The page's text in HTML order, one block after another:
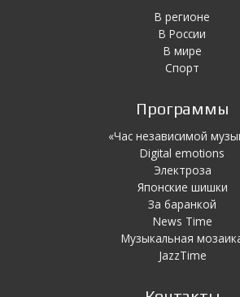
В регионе
В России
В мире
Спорт
Программы
«Час независимой
Digital emotions
Электроза
Японскиe шишки
За баранкой
News Time
Музыкальная
JazzTime